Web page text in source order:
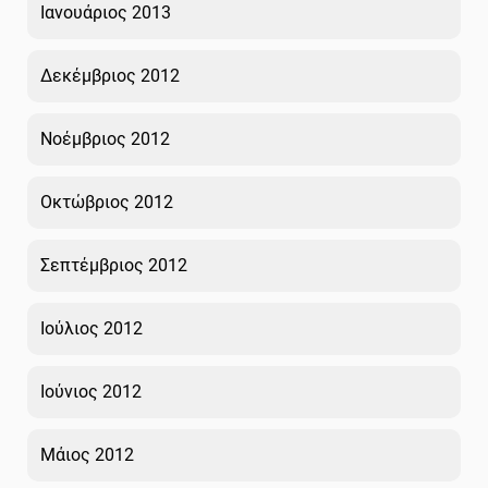
Ιανουάριος 2013
Δεκέμβριος 2012
Νοέμβριος 2012
Οκτώβριος 2012
Σεπτέμβριος 2012
Ιούλιος 2012
Ιούνιος 2012
Μάιος 2012